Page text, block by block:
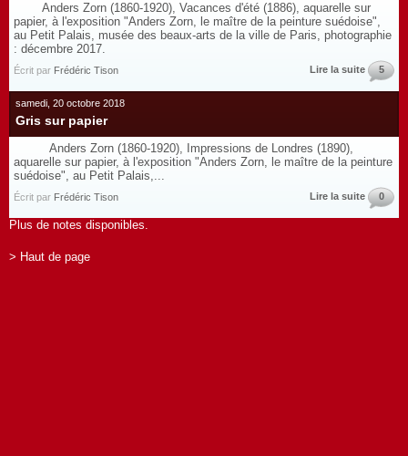
Anders Zorn (1860-1920), Vacances d'été (1886), aquarelle sur
papier, à l'exposition "Anders Zorn, le maître de la peinture suédoise",
au Petit Palais, musée des beaux-arts de la ville de Paris, photographie
: décembre 2017.
Écrit par Frédéric Tison Lire la suite 5
samedi, 20 octobre 2018
Gris sur papier
Anders Zorn (1860-1920), Impressions de Londres (1890),
aquarelle sur papier, à l'exposition "Anders Zorn, le maître de la peinture
suédoise", au Petit Palais,...
Écrit par Frédéric Tison Lire la suite 0
Plus de notes disponibles.
> Haut de page